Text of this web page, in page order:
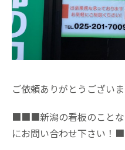
ご依頼ありがとうございま
■■■新潟の看板のことな
にお問い合わせ下さい